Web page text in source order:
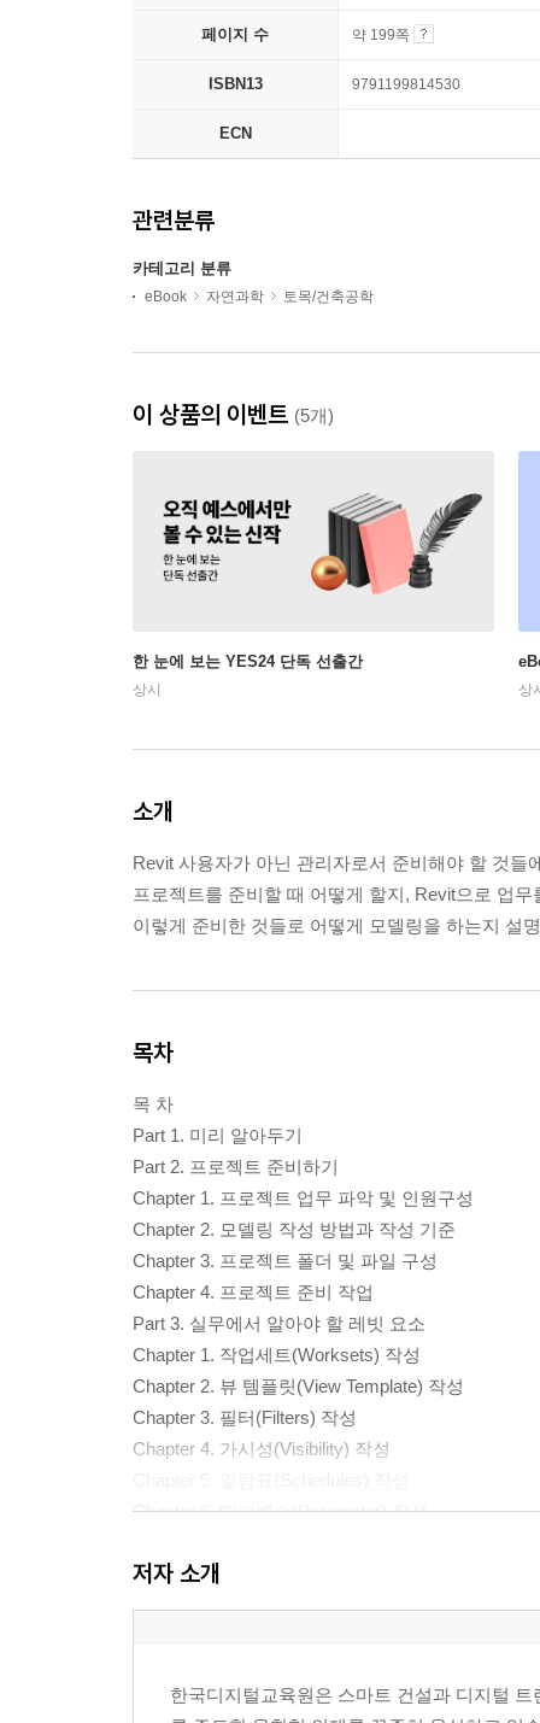
페이지 수 약 199쪽
ISBN13 9791199814530
ECN
관련분류
카테고리 분류
eBook 자연과학 토목/건축공학
이 상품의 이벤트 (5개)
한 눈에 보는 YES24 단독 선출간
상시 상
소개
Revit 사용자가 아닌 관리자로서 준비해야 할 것들
프로젝트를 준비할 때 어떻게 할지, Revit으로 업
이렇게 준비한 것들로 어떻게 모델링을 하는지 설
목차
목 차
Part 1. 미리 알아두기
Part 2. 프로젝트 준비하기
Chapter 1. 프로젝트 업무 파악 및 인원구성
Chapter 2. 모델링 작성 방법과 작성 기준
Chapter 3. 프로젝트 폴더 및 파일 구성
Chapter 4. 프로젝트 준비 작업
Part 3. 실무에서 알아야 할 레빗 요소
Chapter 1. 작업세트(Worksets) 작성
Chapter 2. 뷰 템플릿(View Template) 작성
Chapter 3. 필터(Filters) 작성
Chapter 4. 가시성(Visibility) 작성
Chapter 6. 매개변수(Parameter) 작성
Chapter 8. 공정관리(Phasing) 작성
Part 4. 실무에서 레빗 적용
Chapter 3. 토목분야 모델링 작성
저자 소개
한국디지털교육원은 스마트 건설과 디지털